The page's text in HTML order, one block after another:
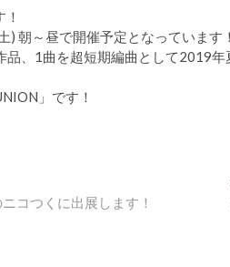
朝～昼で開催予定となっています！
、1曲を超短期編曲として2019
」です！
コつくに出展します！